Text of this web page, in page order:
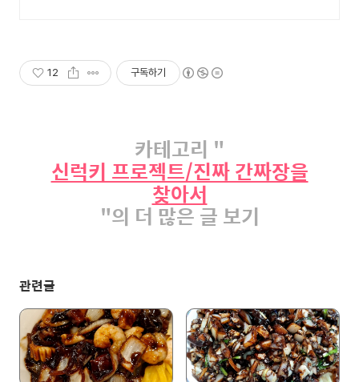
12 구독하기
카테고리 "
신럭키 프로젝트/진짜 간짜장을
찾아서
"의 더 많은 글 보기
관련글